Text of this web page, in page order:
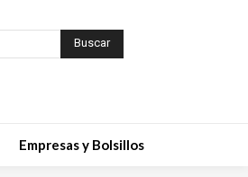
Buscar
Empresas y Bolsillos